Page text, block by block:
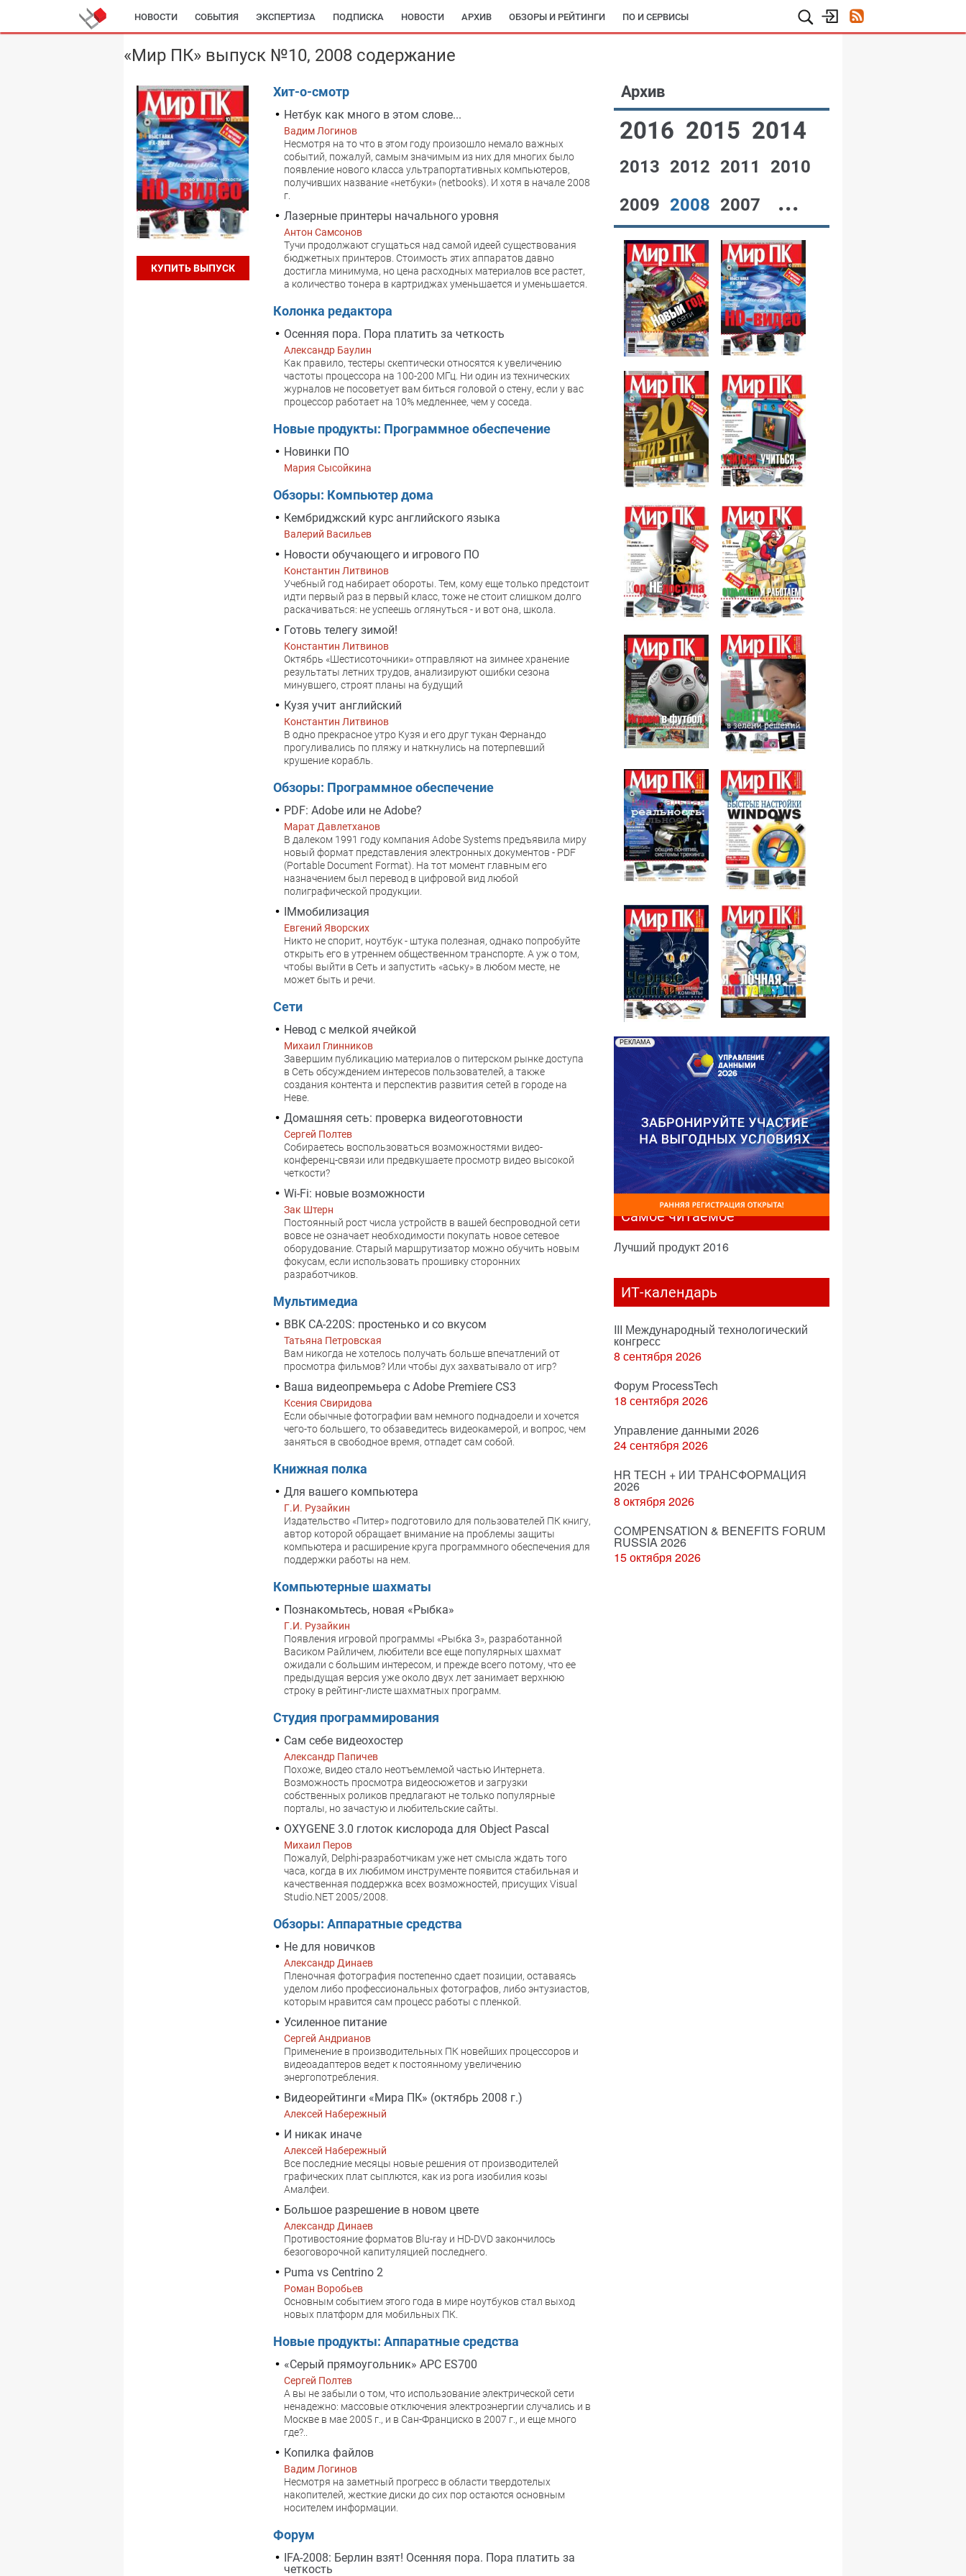
НОВОСТИ СОБЫТИЯ ЭКСПЕРТИЗА ПОДПИСКА НОВОСТИ АРХИВ ОБЗОРЫ И РЕЙТИНГИ ПО И СЕРВИСЫ
«Мир ПК» выпуск №10, 2008 содержание
КУПИТЬ ВЫПУСК
Хит-о-смотр
Нетбук как много в этом слове...
Вадим Логинов
Несмотря на то что в этом году произошло немало важных
событий, пожалуй, самым значимым из них для многих было
появление нового класса ультрапортативных компьютеров,
получивших название «нетбуки» (netbooks). И хотя в начале 2008
г.
Лазерные принтеры начального уровня
Антон Самсонов
Тучи продолжают сгущаться над самой идеей существования
бюджетных принтеров. Стоимость этих аппаратов давно
достигла минимума, но цена расходных материалов все растет,
а количество тонера в картриджах уменьшается и уменьшается.
Колонка редактора
Осенняя пора. Пора платить за четкость
Александр Баулин
Как правило, тестеры скептически относятся к увеличению
частоты процессора на 100-200 МГц. Ни один из технических
журналов не посоветует вам биться головой о стену, если у вас
процессор работает на 10% медленнее, чем у соседа.
Новые продукты: Программное обеспечение
Новинки ПО
Мария Сысойкина
Обзоры: Компьютер дома
Кембриджский курс английского языка
Валерий Васильев
Новости обучающего и игрового ПО
Константин Литвинов
Учебный год набирает обороты. Тем, кому еще только предстоит
идти первый раз в первый класс, тоже не стоит слишком долго
раскачиваться: не успеешь оглянуться - и вот она, школа.
Готовь телегу зимой!
Константин Литвинов
Октябрь «Шестисоточники» отправляют на зимнее хранение
результаты летних трудов, анализируют ошибки сезона
минувшего, строят планы на будущий
Кузя учит английский
Константин Литвинов
В одно прекрасное утро Кузя и его друг тукан Фернандо
прогуливались по пляжу и наткнулись на потерпевший
крушение корабль.
Обзоры: Программное обеспечение
PDF: Adobe или не Adobe?
Марат Давлетханов
В далеком 1991 году компания Adobe Systems предъявила миру
новый формат представления электронных документов - PDF
(Portable Document Format). На тот момент главным его
назначением был перевод в цифровой вид любой
полиграфической продукции.
IMмобилизация
Евгений Яворских
Никто не спорит, ноутбук - штука полезная, однако попробуйте
открыть его в утреннем общественном транспорте. А уж о том,
чтобы выйти в Сеть и запустить «аську» в любом месте, не
может быть и речи.
Сети
Невод с мелкой ячейкой
Михаил Глинников
Завершим публикацию материалов о питерском рынке доступа
в Сеть обсуждением интересов пользователей, а также
создания контента и перспектив развития сетей в городе на
Неве.
Домашняя сеть: проверка видеоготовности
Сергей Полтев
Собираетесь воспользоваться возможностями видео-
конференц-связи или предвкушаете просмотр видео высокой
четкости?
Wi-Fi: новые возможности
Зак Штерн
Постоянный рост числа устройств в вашей беспроводной сети
вовсе не означает необходимости покупать новое сетевое
оборудование. Старый маршрутизатор можно обучить новым
фокусам, если использовать прошивку сторонних
разработчиков.
Мультимедиа
ВВК СА-220S: простенько и со вкусом
Татьяна Петровская
Вам никогда не хотелось получать больше впечатлений от
просмотра фильмов? Или чтобы дух захватывало от игр?
Ваша видеопремьера с Adobe Premiere CS3
Ксения Свиридова
Если обычные фотографии вам немного поднадоели и хочется
чего-то большего, то обзаведитесь видеокамерой, и вопрос, чем
заняться в свободное время, отпадет сам собой.
Книжная полка
Для вашего компьютера
Г.И. Рузайкин
Издательство «Питер» подготовило для пользователей ПК книгу,
автор которой обращает внимание на проблемы защиты
компьютера и расширение круга программного обеспечения для
поддержки работы на нем.
Компьютерные шахматы
Познакомьтесь, новая «Рыбка»
Г.И. Рузайкин
Появления игровой программы «Рыбка 3», разработанной
Васиком Райличем, любители все еще популярных шахмат
ожидали с большим интересом, и прежде всего потому, что ее
предыдущая версия уже около двух лет занимает верхнюю
строку в рейтинг-листе шахматных программ.
Студия программирования
Сам себе видеохостер
Александр Папичев
Похоже, видео стало неотъемлемой частью Интернета.
Возможность просмотра видеосюжетов и загрузки
собственных роликов предлагают не только популярные
порталы, но зачастую и любительские сайты.
OXYGENE 3.0 глоток кислорода для Object Pascal
Михаил Перов
Пожалуй, Delphi-разработчикам уже нет смысла ждать того
часа, когда в их любимом инструменте появится стабильная и
качественная поддержка всех возможностей, присущих Visual
Studio.NET 2005/2008.
Обзоры: Аппаратные средства
Не для новичков
Александр Динаев
Пленочная фотография постепенно сдает позиции, оставаясь
уделом либо профессиональных фотографов, либо энтузиастов,
которым нравится сам процесс работы с пленкой.
Усиленное питание
Сергей Андрианов
Применение в производительных ПК новейших процессоров и
видеоадаптеров ведет к постоянному увеличению
энергопотребления.
Видеорейтинги «Мира ПК» (октябрь 2008 г.)
Алексей Набережный
И никак иначе
Алексей Набережный
Все последние месяцы новые решения от производителей
графических плат сыплются, как из рога изобилия козы
Амалфеи.
Большое разрешение в новом цвете
Александр Динаев
Противостояние форматов Blu-ray и HD-DVD закончилось
безоговорочной капитуляцией последнего.
Puma vs Centrino 2
Роман Воробьев
Основным событием этого года в мире ноутбуков стал выход
новых платформ для мобильных ПК.
Новые продукты: Аппаратные средства
«Серый прямоугольник» APC ES700
Сергей Полтев
А вы не забыли о том, что использование электрической сети
ненадежно: массовые отключения электроэнергии случались и в
Москве в мае 2005 г., и в Сан-Франциско в 2007 г., и еще много
где?..
Копилка файлов
Вадим Логинов
Несмотря на заметный прогресс в области твердотелых
накопителей, жесткие диски до сих пор остаются основным
носителем информации.
Форум
IFA-2008: Берлин взят! Осенняя пора. Пора платить за
четкость
Архив
2016 2015 2014
2013 2012 2011
2010
2009 2008 2007 ...
№12,2008 №10,2008
№09,2008 №08,2008
№07,2008
№06,2008 №05,2008
№04,2008
№03,2008
№01,2008
РЕКЛАМА
Самое читаемое
Лучший продукт 2016
ИТ-календарь
III Международный технологический
конгресс
8 сентября 2026
Форум ProcessTech
18 сентября 2026
Управление данными 2026
24 сентября 2026
HR TECH + ИИ ТРАНСФОРМАЦИЯ
2026
8 октября 2026
COMPENSATION & BENEFITS FORUM
RUSSIA 2026
15 октября 2026